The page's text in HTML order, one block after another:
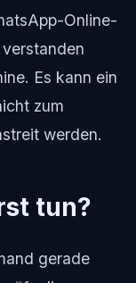
Online-
Es kann ein
zum
werden.
tun?
gerade